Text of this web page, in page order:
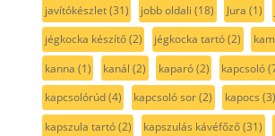
javítókészlet(31) jobb oldali (18) Jura (1)
jégkocka készítő(2) jégkocka tartó(2)
kanna (1) kanál (2) kaparó(2) kapcsoló
kapcsolórúd(4) kapcsoló sor(2) kapocs (3)
kapszula tartó(2) kapszulás kávéfőző(31)